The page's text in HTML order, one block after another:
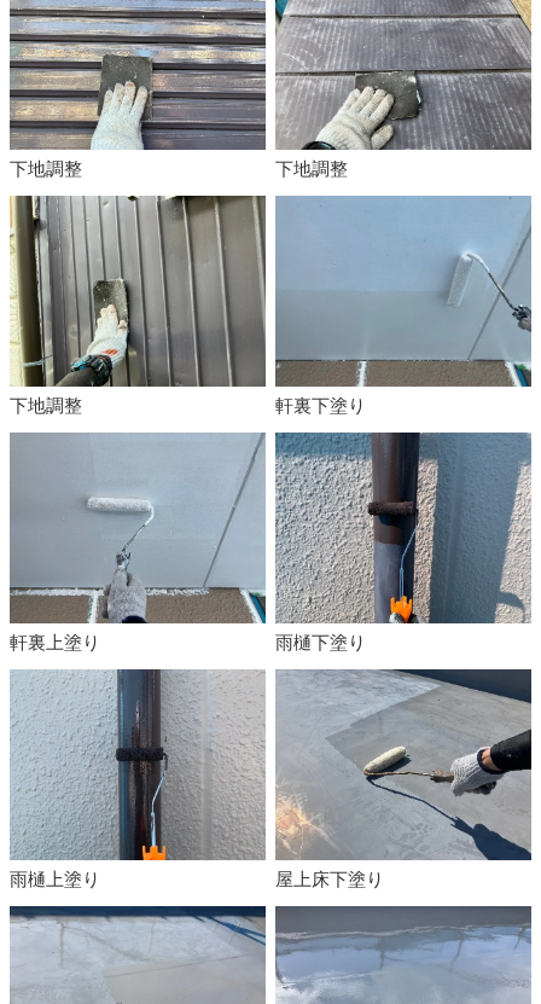
下地調整 下地調整
下地調整 軒裏下塗り
軒裏上塗り 雨樋下塗り
雨樋上塗り 屋上床下塗り